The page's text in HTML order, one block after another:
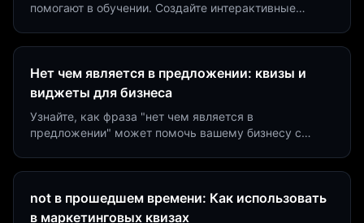
помогают в обучении. Создайте интерактивные
Нет чем является в предложении: квизы и
виджеты для бизнеса
Узнайте, как фраза "нет чем является в
предложении" может помочь вашему бизнесу с
not в прошедшем времени: Как использовать
в маркетинговых квизах